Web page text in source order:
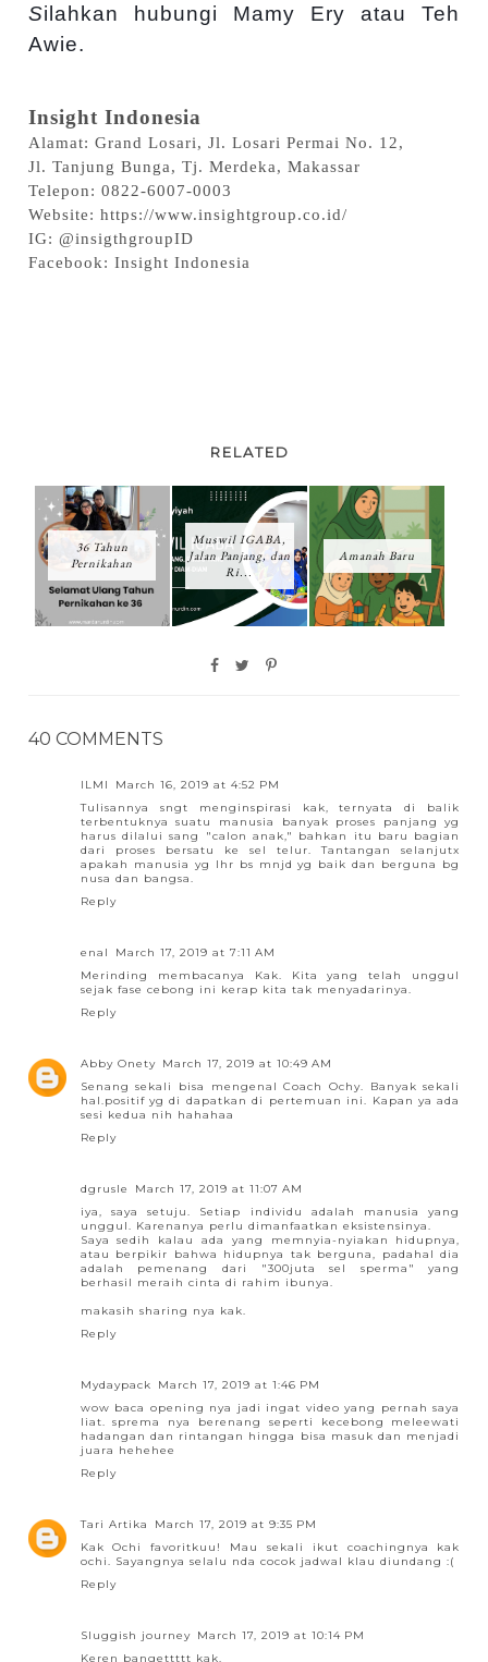
Silahkan hubungi Mamy Ery atau Teh
Awie.
Insight Indonesia
Alamat: Grand Losari, Jl. Losari Permai No. 12,
Jl. Tanjung Bunga, Tj. Merdeka, Makassar
Telepon: 0822-6007-0003
Website: https://www.insightgroup.co.id/
IG: @insigthgroupID
Facebook: Insight Indonesia
RELATED
36 Tahun
Pernikahan
Muswil IGABA,
Jalan Panjang, dan
Ri...
Amanah Baru
40 COMMENTS
ILMI
March 16, 2019 at 4:52 PM
Tulisannya sngt menginspirasi kak, ternyata di balik
terbentuknya suatu manusia banyak proses panjang yg
harus dilalui sang "calon anak," bahkan itu baru bagian
dari proses bersatu ke sel telur. Tantangan selanjutx
apakah manusia yg lhr bs mnjd yg baik dan berguna bg
nusa dan bangsa.
Reply
enal
March 17, 2019 at 7:11 AM
Merinding membacanya Kak. Kita yang telah unggul
sejak fase cebong ini kerap kita tak menyadarinya.
Reply
Abby Onety March 17, 2019 at 10:49 AM
Senang sekali bisa mengenal Coach Ochy. Banyak sekali
hal.positif yg di dapatkan di pertemuan ini. Kapan ya ada
sesi kedua nih hahahaa
Reply
dgrusle
March 17, 2019 at 11:07 AM
iya, saya setuju. Setiap individu adalah manusia yang
unggul. Karenanya perlu dimanfaatkan eksistensinya.
Saya sedih kalau ada yang memnyia-nyiakan hidupnya,
atau berpikir bahwa hidupnya tak berguna, padahal dia
adalah pemenang dari "300juta sel sperma" yang
berhasil meraih cinta di rahim ibunya.
makasih sharing nya kak.
Reply
Mydaypack
March 17, 2019 at 1:46 PM
wow baca opening nya jadi ingat video yang pernah saya
liat. sprema nya berenang seperti kecebong meleewati
hadangan dan rintangan hingga bisa masuk dan menjadi
juara hehehee
Reply
Tari Artika
March 17, 2019 at 9:35 PM
Kak Ochi favoritkuu! Mau sekali ikut coachingnya kak
ochi. Sayangnya selalu nda cocok jadwal klau diundang :(
Reply
Sluggish journey March 17, 2019 at 10:14 PM
Keren bangettttt kak.